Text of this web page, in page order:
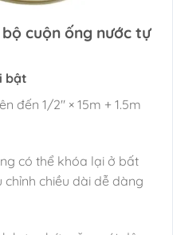
cuộn ống nước tự
bật
đến 1/2″ × 15m + 1.5m
có thể khóa lại ở bất
chiều dài dễ dàng